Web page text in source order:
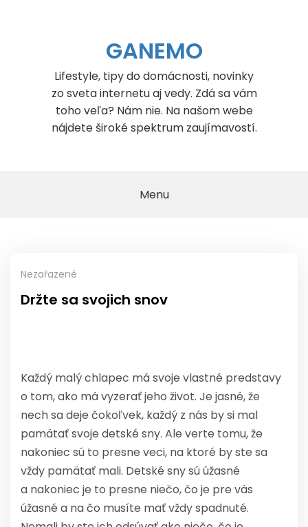
GANEMO
Lifestyle, tipy do domácnosti, novinky
zo sveta internetu aj vedy. Zdá sa vám
toho veľa? Nám nie. Na našom webe
nájdete široké spektrum zaujímavostí.
Menu
Nezařazené
Držte sa svojich snov
Každý malý chlapec má svoje vlastné predstavy
o tom, ako má vyzerať jeho život. Je jasné, že
nech sa deje čokoľvek, každý z nás by si mal
pamätať svoje detské sny. Ale verte tomu, že
nakoniec sú to presne veci, na ktoré by ste sa
vždy pamätať mali. Detské sny sú úžasné
a nakoniec je to presne niečo, čo je pre vás
úžasné a na čo musíte mať vždy spadnuté.